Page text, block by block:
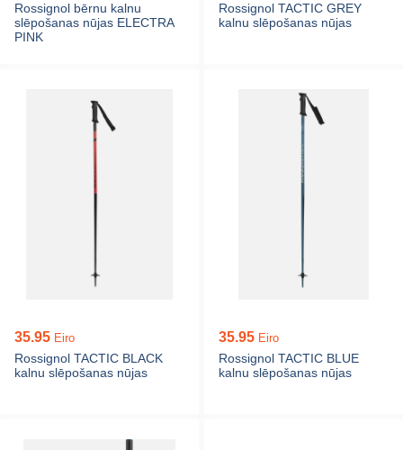
Rossignol bērnu kalnu
slēpošanas nūjas ELECTRA
PINK
Rossignol TACTIC GREY
kalnu slēpošanas nūjas
35.95 Eiro
Rossignol TACTIC BLACK
kalnu slēpošanas nūjas
35.95 Eiro
Rossignol TACTIC BLUE
kalnu slēpošanas nūjas